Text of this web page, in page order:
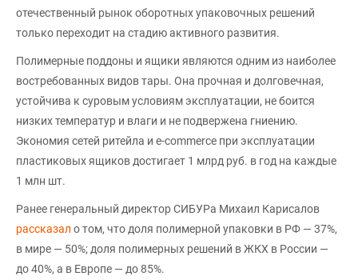
отечественный рынок оборотных упаковочных решений
только переходит на стадию активного развития.
Полимерные поддоны и ящики являются одним из наиболее
востребованных видов тары. Она прочная и долговечная,
устойчива к суровым условиям эксплуатации, не боится
низких температур и влаги и не подвержена гниению.
Экономия сетей ритейла и e-commerce при эксплуатации
пластиковых ящиков достигает 1 млрд руб. в год на каждые
1 млн шт.
Ранее генеральный директор СИБУРа Михаил Карисалов
рассказал о том, что доля полимерной упаковки в РФ — 37%,
в мире — 50%; доля полимерных решений в ЖКХ в России —
до 40%, а в Европе — до 85%.